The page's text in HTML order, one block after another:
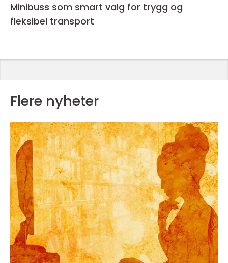
Minibuss som smart valg for trygg og
fleksibel transport
Flere nyheter